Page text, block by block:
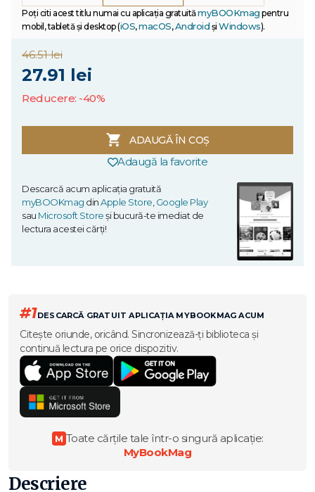
Poți citi acest titlu numai cu aplicația gratuitămyBOOKmag pentru
mobil, tabletă și desktop (iOS,macOS,Android și Windows).
46.51 lei
27.91 lei
Reducere: -40%
ADAUGĂ ÎN COȘ
Adaugă la favorite
Descarcă acum aplicația gratuită
myBOOKmag dinApple Store,Google Play
sau Microsoft Storeși bucură-te imediat de
lectura acestei cărți!
#1DESCARCĂ GRATUIT APLICAȚIA MYBOOKMAG ACUM
Citește oriunde, oricând. Sincronizează-ți biblioteca și
continuă lectura pe orice dispozitiv.
M Toate cărțile tale într-o singură aplicație:
MyBookMag
Descriere